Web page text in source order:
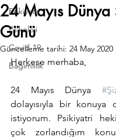
Psikiyatri
Psikoloji
Covid-19
Bağımlılık
24 Mayıs
Günü
Güncelleme tarihi: 24 May 2020
Herkese merhaba,
24 Mayıs Dünya
dolayısıyla bir konuya
istiyorum. Psikiyatri